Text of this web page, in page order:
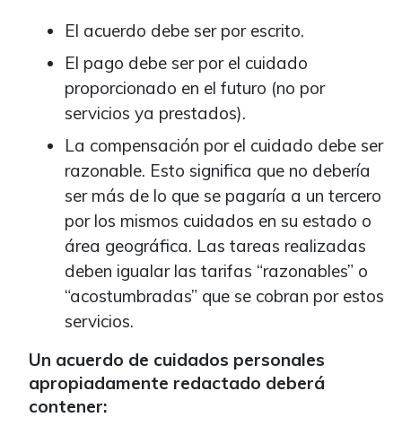
El acuerdo debe ser por escrito.
El pago debe ser por el cuidado
proporcionado en el futuro (no por
servicios ya prestados).
La compensación por el cuidado debe ser
razonable. Esto significa que no debería
ser más de lo que se pagaría a un tercero
por los mismos cuidados en su estado o
área geográfica. Las tareas realizadas
deben igualar las tarifas “razonables” o
“acostumbradas” que se cobran por estos
servicios.
Un acuerdo de cuidados personales
apropiadamente redactado deberá
contener: